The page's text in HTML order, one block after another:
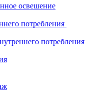
освешение
потребления
потребления